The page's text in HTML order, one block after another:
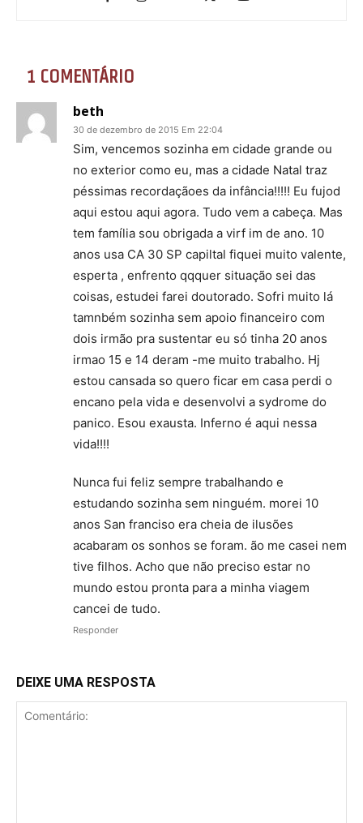
1 COMENTÁRIO
beth
30 de dezembro de 2015 Em 22:04
Sim, vencemos sozinha em cidade grande ou
no exterior como eu, mas a cidade Natal traz
péssimas recordaçãoes da infância!!!!! Eu fujod
aqui estou aqui agora. Tudo vem a cabeça. Mas
tem família sou obrigada a virf im de ano. 10
anos usa CA 30 SP capiltal fiquei muito valente,
esperta , enfrento qqquer situação sei das
coisas, estudei farei doutorado. Sofri muito lá
tamnbém sozinha sem apoio financeiro com
dois irmão pra sustentar eu só tinha 20 anos
irmao 15 e 14 deram -me muito trabalho. Hj
estou cansada so quero ficar em casa perdi o
encano pela vida e desenvolvi a sydrome do
panico. Esou exausta. Inferno é aqui nessa
vida!!!!
Nunca fui feliz sempre trabalhando e
estudando sozinha sem ninguém. morei 10
anos San franciso era cheia de ilusões
acabaram os sonhos se foram. ão me casei nem
tive filhos. Acho que não preciso estar no
mundo estou pronta para a minha viagem
cancei de tudo.
Responder
DEIXE UMA RESPOSTA